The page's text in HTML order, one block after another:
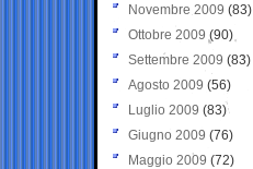
Novembre 2009 (83)
Ottobre 2009 (90)
Settembre 2009 (83)
Agosto 2009 (56)
Luglio 2009 (83)
Giugno 2009 (76)
Maggio 2009 (72)